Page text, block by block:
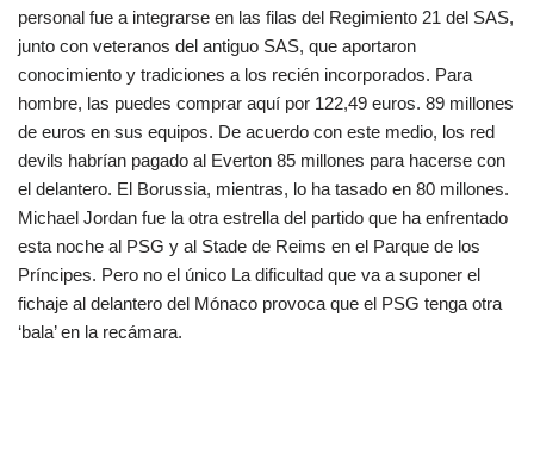
personal fue a integrarse en las filas del Regimiento 21 del SAS,
junto con veteranos del antiguo SAS, que aportaron
conocimiento y tradiciones a los recién incorporados. Para
hombre, las puedes comprar aquí por 122,49 euros. 89 millones
de euros en sus equipos. De acuerdo con este medio, los red
devils habrían pagado al Everton 85 millones para hacerse con
el delantero. El Borussia, mientras, lo ha tasado en 80 millones.
Michael Jordan fue la otra estrella del partido que ha enfrentado
esta noche al PSG y al Stade de Reims en el Parque de los
Príncipes. Pero no el único La dificultad que va a suponer el
fichaje al delantero del Mónaco provoca que el PSG tenga otra
‘bala’ en la recámara.